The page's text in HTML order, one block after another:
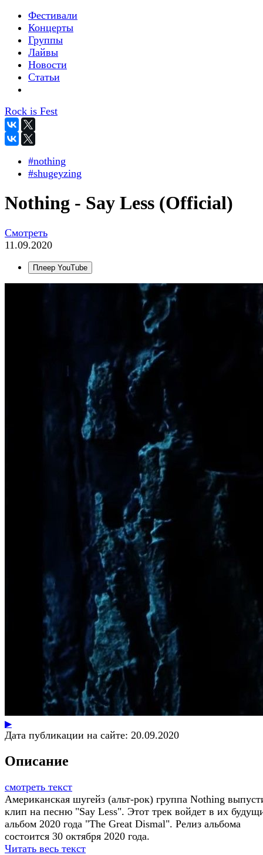
Фестивали
Концерты
Группы
Лайвы
Новости
Статьи
Rock is Fest
#nothing
#shugeyzing
Nothing - Say Less (Official)
Смотреть
11.09.2020
Плеер YouTube
▶
Дата публикации на сайте: 20.09.2020
Описание
смотреть текст
Американская шугейз (альт-рок) группа Nothing
клип на песню "Say Less". Этот трек войдет в их
альбом 2020 года "The Great Dismal". Релиз альбома
состоится 30 октября 2020 года.
Читать весь текст